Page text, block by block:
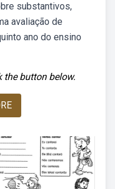
substantivos,
avaliação de
ano do ensino
the button below.